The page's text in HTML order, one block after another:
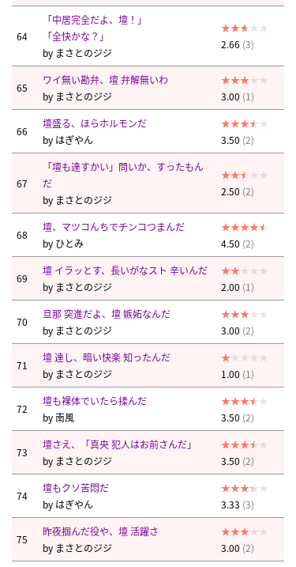
64
「中居完全だよ、壇！」
「全快かな？」
by まさとのジジ
2.66 (3)
65
ワイ無い勘弁、壇 弁解無いわ
by まさとのジジ 3.00 (1)
66
壇盛る、ほらホルモンだ
by はぎやん 3.50 (2)
67
「壇も達すかい」問いか、すったもん
だ
by まさとのジジ
2.50 (2)
68
壇、マツコんちでチンコつまんだ
by ひとみ 4.50 (2)
69
壇 イラッとす、長いがなスト 辛いんだ
by まさとのジジ 2.00 (1)
70
旦那 突進だよ、壇 嫉妬なんだ
by まさとのジジ 3.00 (2)
71
壇 達し、暗い快楽 知ったんだ
by まさとのジジ 1.00 (1)
72
壇も裸体でいたら揉んだ
by南風 3.50 (2)
73
壇さえ、「真央 犯人はお前さんだ」
by まさとのジジ 3.50 (2)
74
壇もクソ苦悶だ
by はぎやん 3.33 (3)
75
昨夜掴んだ役や、壇 活躍さ
by まさとのジジ 3.00 (2)